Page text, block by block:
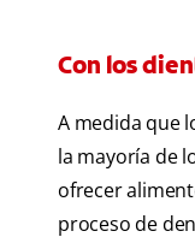
Con los
A medida que
la mayoría de
ofrecer
proceso de